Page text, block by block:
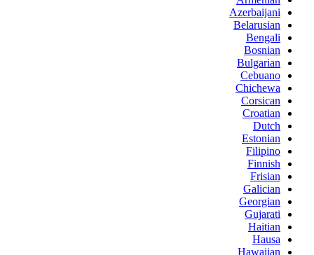
Azerbaijani
Belarusian
Bengali
Bosnian
Bulgarian
Cebuano
Chichewa
Corsican
Croatian
Dutch
Estonian
Filipino
Finnish
Frisian
Galician
Georgian
Gujarati
Haitian
Hausa
Hawaiian